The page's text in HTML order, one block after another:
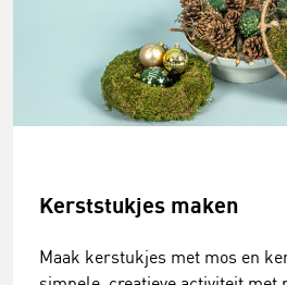
Kerststukjes maken
Maak kerstukjes met mos en